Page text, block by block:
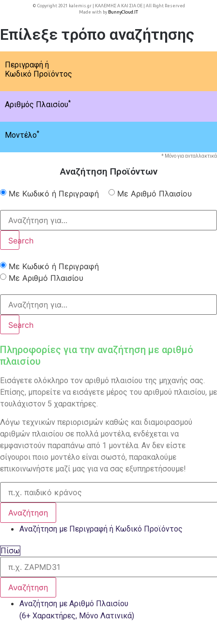
© Copyright 2021 kalemis.gr | ΚΑΛΕΜΗΣ Α ΚΑΙ ΣΙΑ ΟΕ | All Right Reserved
Made with by BunnyCloud.IT
Επίλεξε τρόπο αναζήτησης
Περιγραφή ή
Κωδικό Προϊόντος
Αριθμός Πλαισίου*
Μοντέλο*
* Μόνο για ανταλλακτικά
Αναζήτηση Προϊόντων
Με Κωδικό ή Περιγραφή Με Αριθμό Πλαισίου
Search
Με Κωδικό ή Περιγραφή
Με Αριθμό Πλαισίου
Search
Πληροφορίες για την αναζήτηση με αριθμό
πλαισίου
Εισάγετε ολόκληρο τον αριθμό πλαισίου της μηχανής σας.
Επίσης, μπορείτε να εισάγετε μέρος του αριθμού πλαισίου, με
τουλάχιστον 5 χαρακτήρες.
Λόγω τεχνικών περιορισμών καθώς και διαμοιρασμού
αριθμών πλαισίου σε πολλά μοντέλα, ενδέχεται να
εμφανιστούν παραπάνω από 1 μοντέλα. Αν δεν είστε
σίγουροι ποιο μοντέλο είναι σωστό, παρακαλούμε
επικοινωνήστε μαζί μας για να σας εξυπηρετήσουμε!
Αναζήτηση
Αναζήτηση με Περιγραφή ή Κωδικό Προϊόντος
Πίσω
Αναζήτηση
Αναζήτηση με Αριθμό Πλαισίου
(6+ Χαρακτήρες, Μόνο Λατινικά)